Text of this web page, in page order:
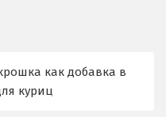
как добавка в
куриц